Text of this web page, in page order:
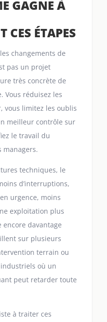
GAGNE À
CES ÉTAPES
changements de
pas un projet
très concrète de
Vous réduisez les
vous limitez les oublis
meilleur contrôle sur
le travail du
managers.
techniques, le
d’interruptions,
urgence, moins
exploitation plus
encore davantage
sur plusieurs
terrain ou
où un
peut retarder toute
à traiter ces